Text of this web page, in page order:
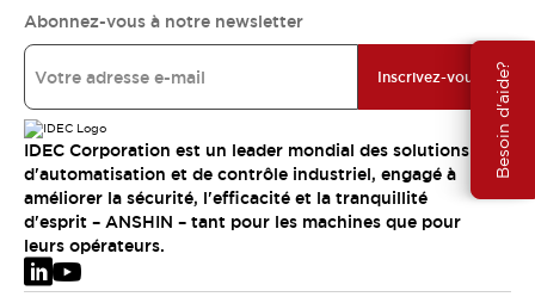
Besoin d'aide?
Abonnez-vous à notre newsletter
Inscrivez-vous
IDEC Corporation est un leader mondial des solutions
d'automatisation et de contrôle industriel, engagé à
améliorer la sécurité, l'efficacité et la tranquillité
d'esprit – ANSHIN – tant pour les machines que pour
leurs opérateurs.